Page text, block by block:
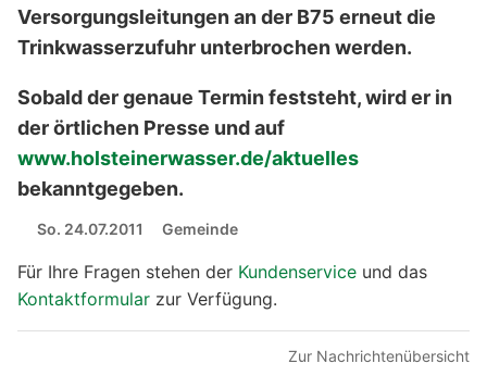
Versorgungsleitungen an der B75 erneut die
Trinkwasserzufuhr unterbrochen werden.
Sobald der genaue Termin feststeht, wird er in
der örtlichen Presse und auf
www.holsteinerwasser.de/aktuelles
bekanntgegeben.
So. 24.07.2011 Gemeinde
Für Ihre Fragen stehen der Kundenservice und das
Kontaktformular zur Verfügung.
Zur Nachrichtenübersicht